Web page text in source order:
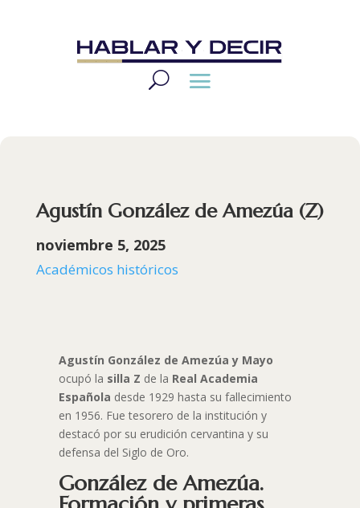
Agustín González de Amezúa (Z)
noviembre 5, 2025
Académicos históricos
Agustín González de Amezúa y Mayo
ocupó la silla Z de la Real Academia
Española desde 1929 hasta su fallecimiento
en 1956. Fue tesorero de la institución y
destacó por su erudición cervantina y su
defensa del Siglo de Oro.
González de Amezúa.